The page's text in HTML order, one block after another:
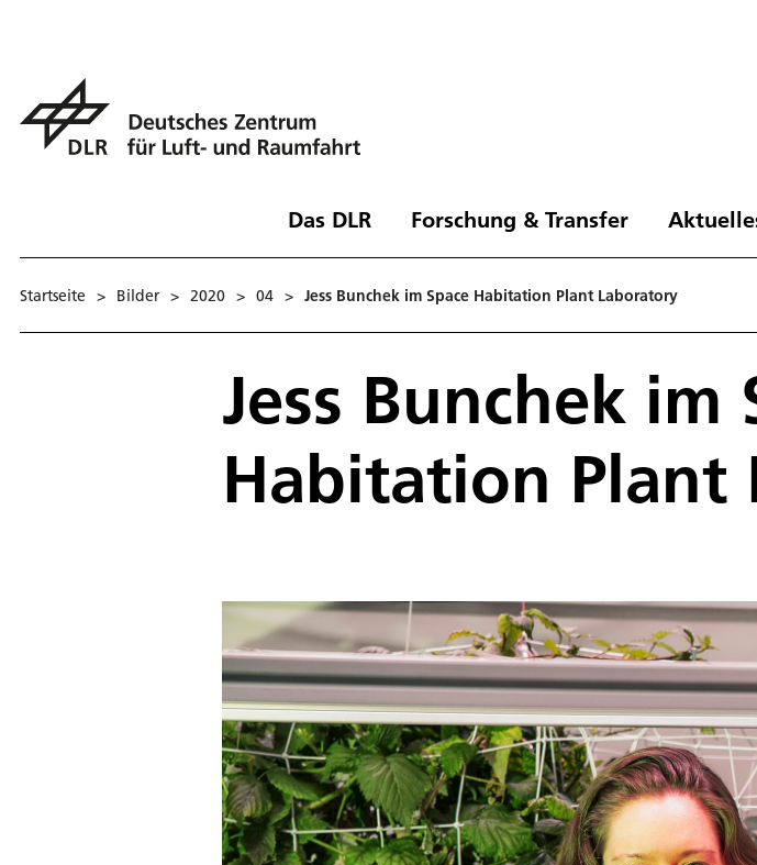
Das DLR Forschung & Transfer
Startseite > Bilder > 2020 > 04 > Jess Bunchek im Space Habitation Plant Laboratory
Jess Bunchek im
Habitation Plant